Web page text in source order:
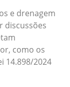
e drenagem
discussões
como os
14.898/2024